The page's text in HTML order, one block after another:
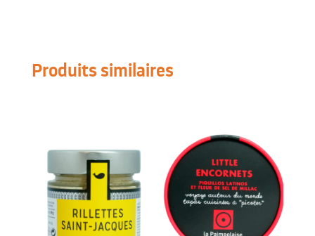
Produits similaires